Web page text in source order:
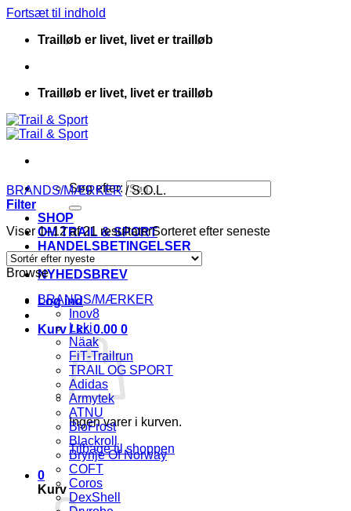
Fortsæt til indhold
Trailløb er livet, livet er trailløb
Trailløb er livet, livet er trailløb
Søg efter:
SHOP
OM TRAIL & SPORT
HANDELSBETINGELSER
KONTAKT
NYHEDSBREV
Log ind
Kurv /kr.0.00 0
Ingen varer i kurven.
Tilbage til shoppen
0
Kurv
BRANDS/MÆRKER /S.O.L.
Filter
Viser 1–12 af 21 resultaterSorteret efter seneste
Browse
BRANDS/MÆRKER
Inov8
Leki
Näak
FiT-Trailrun
TRAIL OG SPORT
Adidas
Armytek
ATNU
BioFrost
Blackroll
Brynje Of Norway
COFT
Coros
DexShell